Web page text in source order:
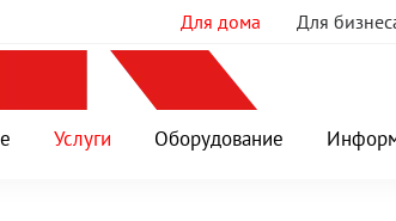
Для дома Для
Услуги Оборудование